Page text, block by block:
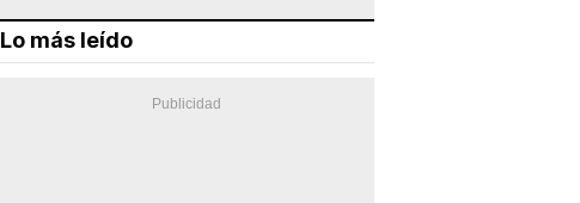
Lo más leído